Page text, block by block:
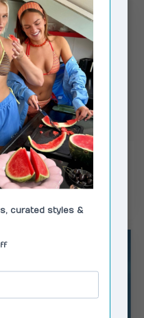
MACABLA
Ribbed Cardigan Black
€49,00
Op voorraad